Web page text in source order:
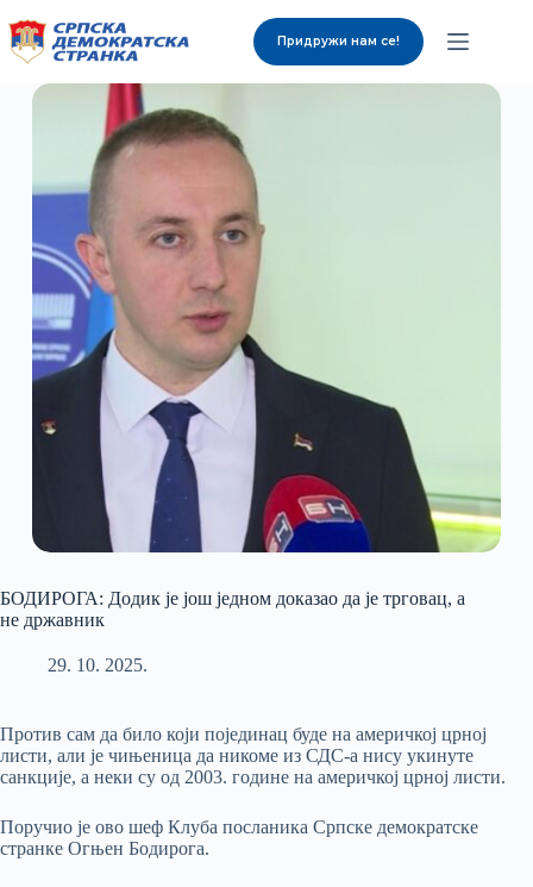
О нама
Органи странке
Вијести
Изабрани представници
Контакт
Придружи нам се!
БОДИРОГА: Додик је још једном доказао да је трговац, а
не државник
29. 10. 2025.
Против сам да било који појединац буде на америчкој црној
листи, али је чињеница да никоме из СДС-а нису укинуте
санкције, а неки су од 2003. године на америчкој црној листи.
Поручио је ово шеф Клуба посланика Српске демократске
странке Огњен Бодирога.